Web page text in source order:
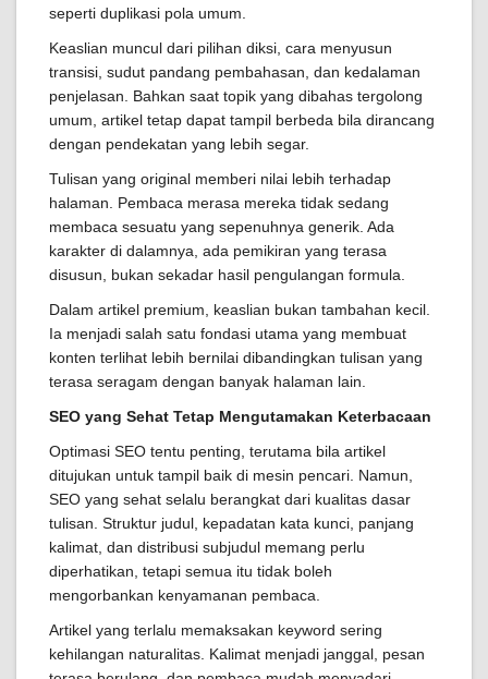
seperti duplikasi pola umum.
Keaslian muncul dari pilihan diksi, cara menyusun
transisi, sudut pandang pembahasan, dan kedalaman
penjelasan. Bahkan saat topik yang dibahas tergolong
umum, artikel tetap dapat tampil berbeda bila dirancang
dengan pendekatan yang lebih segar.
Tulisan yang original memberi nilai lebih terhadap
halaman. Pembaca merasa mereka tidak sedang
membaca sesuatu yang sepenuhnya generik. Ada
karakter di dalamnya, ada pemikiran yang terasa
disusun, bukan sekadar hasil pengulangan formula.
Dalam artikel premium, keaslian bukan tambahan kecil.
Ia menjadi salah satu fondasi utama yang membuat
konten terlihat lebih bernilai dibandingkan tulisan yang
terasa seragam dengan banyak halaman lain.
SEO yang Sehat Tetap Mengutamakan Keterbacaan
Optimasi SEO tentu penting, terutama bila artikel
ditujukan untuk tampil baik di mesin pencari. Namun,
SEO yang sehat selalu berangkat dari kualitas dasar
tulisan. Struktur judul, kepadatan kata kunci, panjang
kalimat, dan distribusi subjudul memang perlu
diperhatikan, tetapi semua itu tidak boleh
mengorbankan kenyamanan pembaca.
Artikel yang terlalu memaksakan keyword sering
kehilangan naturalitas. Kalimat menjadi janggal, pesan